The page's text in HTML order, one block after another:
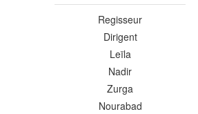
Regisseur
Dirigent
Leïla
Nadir
Zurga
Nourabad